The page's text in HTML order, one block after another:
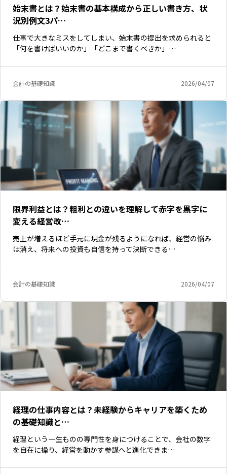
始末書とは？始末書の基本構成から正しい書き方、状
況別例文3パ…
仕事で大きなミスをしてしまい、始末書の提出を求められると
「何を書けばいいのか」「どこまで書くべきか」…
会計の基礎知識 2026/04/07
限界利益とは？粗利との違いを理解して赤字を黒字に
変える経営改…
売上が増えるほど手元に現金が残るようになれば、経営の悩み
は消え、将来への投資も自信を持って決断できる…
会計の基礎知識 2026/04/07
経理の仕事内容とは？未経験からキャリアを築くため
の基礎知識と…
経理という一生ものの専門性を身につけることで、会社の数字
を自在に操り、経営を動かす参謀へと進化できま…